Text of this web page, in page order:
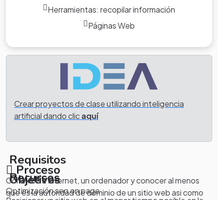
Herramientas: recopilar información
Páginas Web
Crear proyectos de clase utilizando inteligencia
artificial dando clicaquí
Objetivos
Recursos
Requisitos
Conexión a Internet, un ordenador y conocer al menos
que es la autoridad de dominio de un sitio web asi como
Proceso
Optimización seo on page